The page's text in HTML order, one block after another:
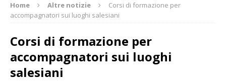
Home Altre notizie
Corsi di formazione per
accompagnatori sui luoghi salesiani
Corsi di formazione per
accompagnatori sui luoghi
salesiani